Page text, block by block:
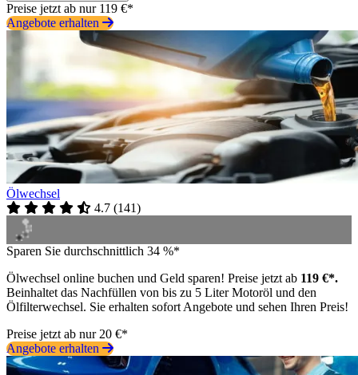
Preise jetzt ab nur 119 €*
Angebote erhalten
Ölwechsel
4.7 (141)
Sparen Sie durchschnittlich 34 %*
Ölwechsel online buchen und Geld sparen! Preise jetzt ab 119 €*.
Beinhaltet das Nachfüllen von bis zu 5 Liter Motoröl und den
Ölfilterwechsel. Sie erhalten sofort Angebote und sehen Ihren Preis!
Preise jetzt ab nur 20 €*
Angebote erhalten